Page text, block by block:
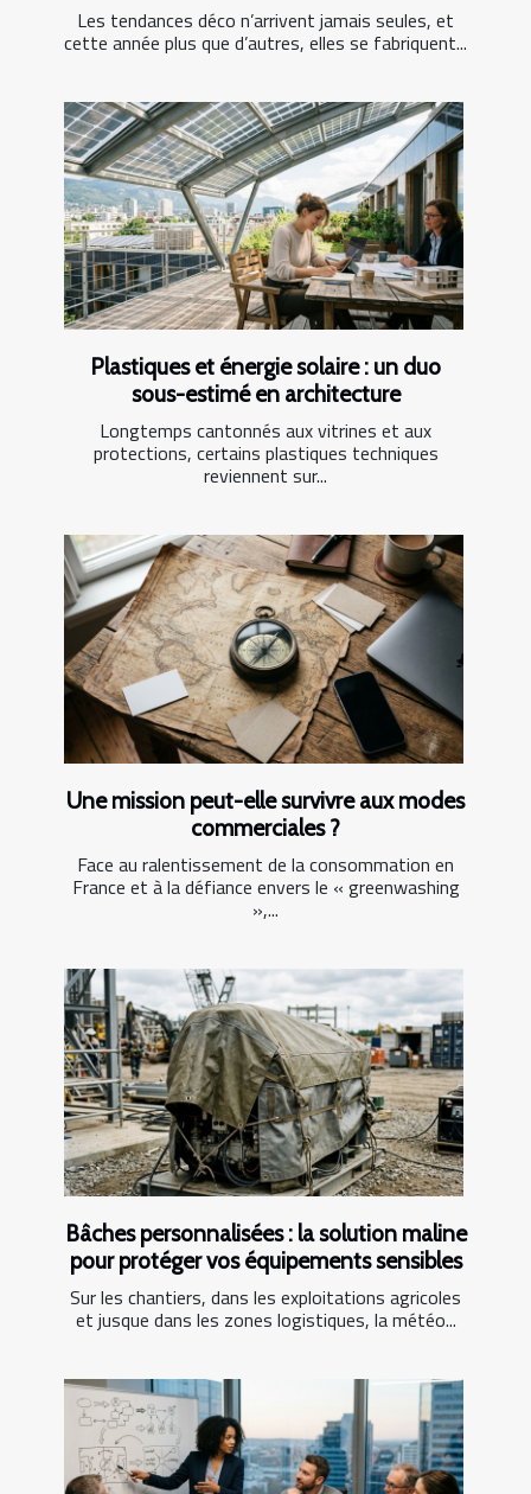
Les tendances déco n’arrivent jamais seules, et
cette année plus que d’autres, elles se fabriquent...
Plastiques et énergie solaire : un duo
sous-estimé en architecture
Longtemps cantonnés aux vitrines et aux
protections, certains plastiques techniques
reviennent sur...
Une mission peut-elle survivre aux modes
commerciales ?
Face au ralentissement de la consommation en
France et à la défiance envers le « greenwashing
»,...
Bâches personnalisées : la solution maline
pour protéger vos équipements sensibles
Sur les chantiers, dans les exploitations agricoles
et jusque dans les zones logistiques, la météo...